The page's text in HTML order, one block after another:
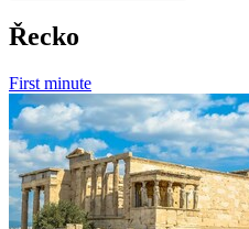
Řecko
First minute